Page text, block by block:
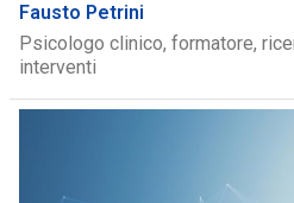
Fausto Petrini
Psicologo clinico, formatore,
interventi